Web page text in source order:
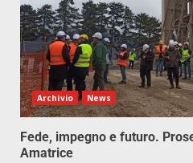
Archivio News
Fede, impegno e futuro.
Amatrice